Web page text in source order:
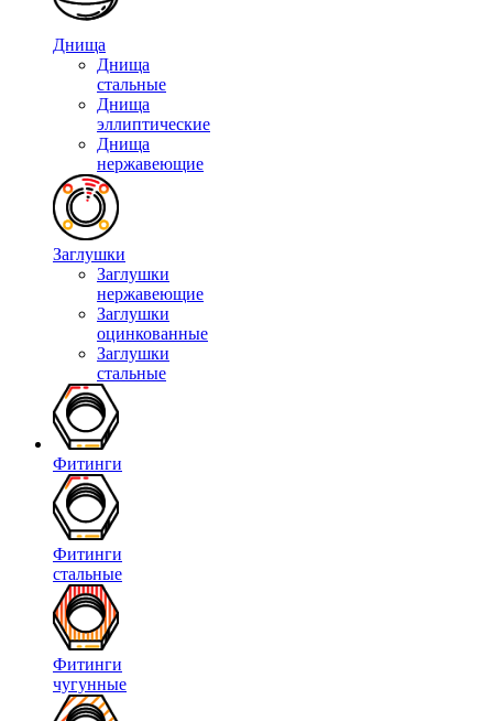
Днища
Днища
стальные
Днища
эллиптические
Днища
нержавеющие
Заглушки
Заглушки
нержавеющие
Заглушки
оцинкованные
Заглушки
стальные
Фитинги
Фитинги
стальные
Фитинги
чугунные